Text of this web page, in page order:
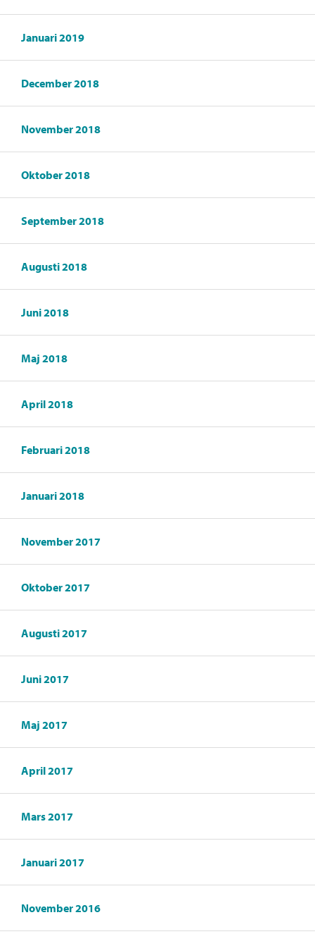
Januari 2019
December 2018
November 2018
Oktober 2018
September 2018
Augusti 2018
Juni 2018
Maj 2018
April 2018
Februari 2018
Januari 2018
November 2017
Oktober 2017
Augusti 2017
Juni 2017
Maj 2017
April 2017
Mars 2017
Januari 2017
November 2016